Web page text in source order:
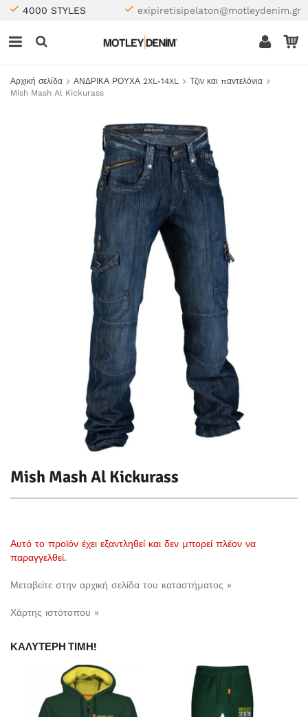
4000 STYLES exipiretisipelaton@motleydenim.gr
Αρχική σελίδα ΑΝΔΡΙΚΑ ΡΟΥΧΑ 2XL-14XL
Τζιν και παντελόνια
Mish Mash Al Kickurass
Mish Mash Al Kickurass
Αυτό το προϊόν έχει εξαντληθεί και δεν μπορεί πλέον να
παραγγελθεί.
Μεταβείτε στην αρχική σελίδα του καταστήματος »
Χάρτης ιστότοπου »
ΚΑΛΎΤΕΡΗ ΤΙΜΉ!